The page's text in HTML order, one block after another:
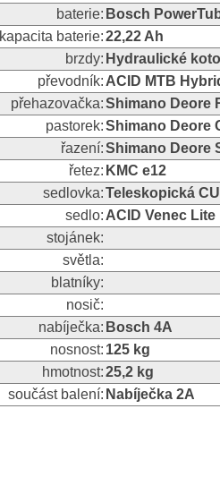
baterie: Bosch
kapacita baterie:22,22 Ah
brzdy: Hydraulické
převodník: ACID MTB
přehazovačka:Shimano Deore
pastorek:Shimano Deore
řazení:Shimano Deore
řetez: KMC e12
sedlovka:Teleskopická
sedlo: ACID Venec Lite
stojánek:
světla:
blatníky:
nosič:
nabíječka: Bosch 4A
nosnost: 125 kg
hmotnost:25,2 kg
součást balení: Nabíječka 2A